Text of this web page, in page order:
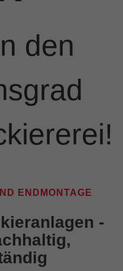
den
ENDMONTAGE
-